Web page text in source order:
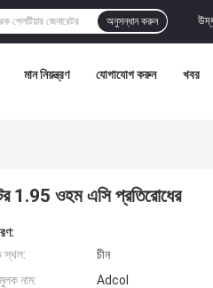
অনুসন্ধান করুন
মান নিয়ন্ত্রণ যোগাযোগ করুন খবর
1.95 ওহম এসি প্রতিরোধের
স্থল:
চীন
নাম:
Adcol